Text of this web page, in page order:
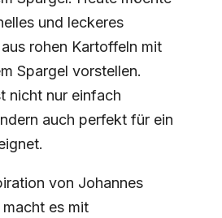
und leckeres
rohen Kartoffeln mit
Spargel vorstellen.
nicht nur einfach
auch perfekt für ein
von Johannes
es mit